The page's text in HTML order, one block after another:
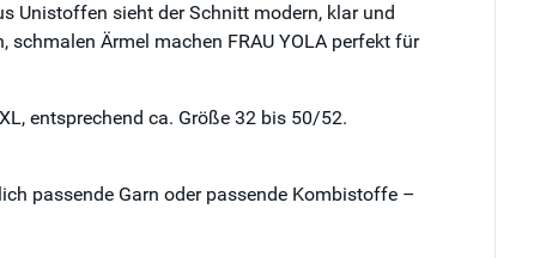
Unistoffen sieht der Schnitt modern, klar und
Ärmel machen FRAU YOLA perfekt für
entsprechend ca. Größe 32 bis 50/52.
passende Garn oder passende Kombistoffe –